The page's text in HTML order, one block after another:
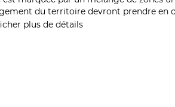
du territoire devront prendre en
plus de détails